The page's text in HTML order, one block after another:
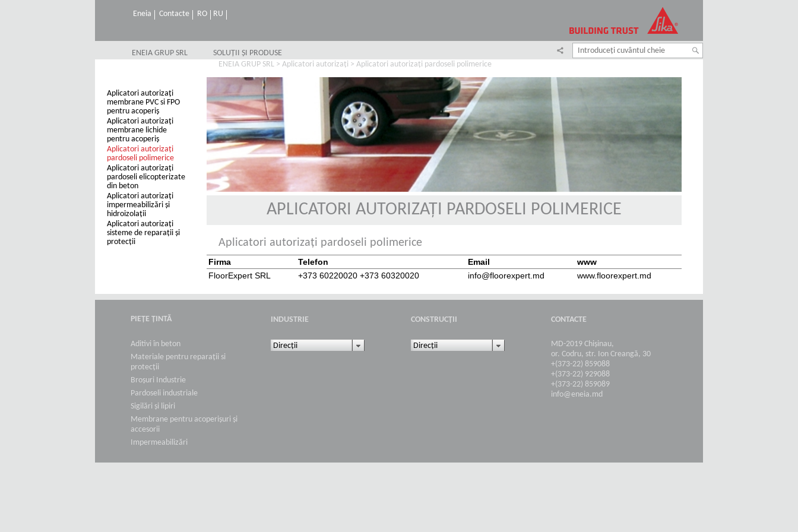
ENEIA GRUP SRL SOLUȚII ȘI PRODUSE
Eneia Contacte RO RU
ENEIA GRUP SRL > Aplicatori autorizați > Aplicatori autorizați pardoseli polimerice
Aplicatori autorizaţi
membrane PVC si FPO
pentru acoperiş
Aplicatori autorizaţi
membrane lichide
pentru acoperiş
Aplicatori autorizați
pardoseli polimerice
Aplicatori autorizați
pardoseli elicopterizate
din beton
Aplicatori autorizaţi
impermeabilizări şi
hidroizolaţii
Aplicatori autorizaţi
sisteme de reparaţii şi
protecţii
APLICATORI AUTORIZAȚI PARDOSELI POLIMERICE
Aplicatori autorizați pardoseli polimerice
Firma Telefon Email
www
FloorExpert SRL
+373 60220020 +373 60320020 info@floorexpert.md www.floorexpert.md
PIEȚE ȚINTĂ
Aditivi în beton
Materiale pentru reparații si
protecții
Broșuri Industrie
Pardoseli industriale
Sigilări și lipiri
Membrane pentru acoperișuri și
accesorii
Impermeabilizări
INDUSTRIE
Direcții
CONSTRUCȚII
Direcții
CONTACTE
MD-2019 Chișinau,
or. Codru, str. Ion Creangă, 30
+(373-22) 859088
+(373-22) 929088
+(373-22) 859089
info@eneia.md